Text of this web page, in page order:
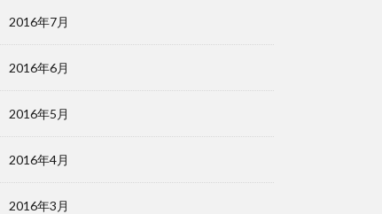
2016年7月
2016年6月
2016年5月
2016年4月
2016年3月